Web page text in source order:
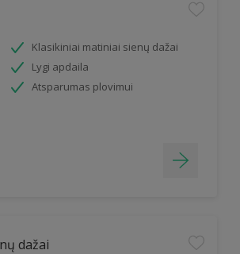
Klasikiniai matiniai sienų dažai
Lygi apdaila
Atsparumas plovimui
dažai